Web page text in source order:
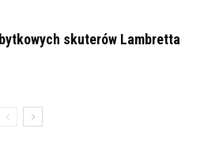
skuterów Lambretta